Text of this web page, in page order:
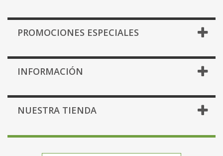
PROMOCIONES ESPECIALES
INFORMACIÓN
NUESTRA TIENDA